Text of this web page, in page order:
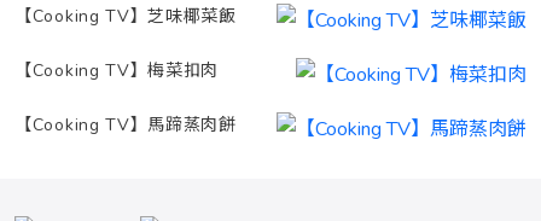
【Cooking TV】芝味椰菜飯
【Cooking TV】梅菜扣肉
【Cooking TV】馬蹄蒸肉餅